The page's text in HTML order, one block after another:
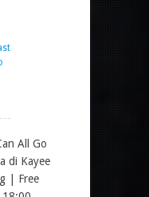
All Go
di Kayee
| Free